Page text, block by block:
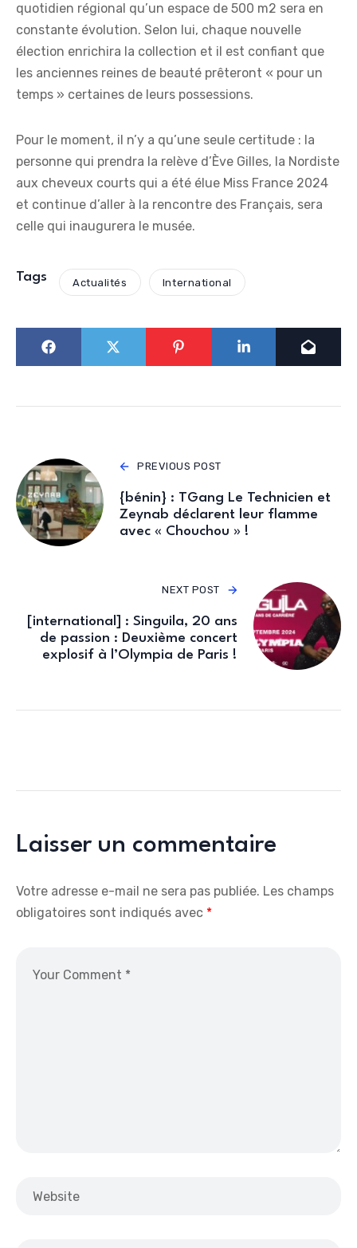
quotidien régional qu’un espace de 500 m2 sera en
constante évolution. Selon lui, chaque nouvelle
élection enrichira la collection et il est confiant que
les anciennes reines de beauté prêteront « pour un
temps » certaines de leurs possessions.
Pour le moment, il n’y a qu’une seule certitude : la
personne qui prendra la relève d’Ève Gilles, la Nordiste
aux cheveux courts qui a été élue Miss France 2024
et continue d’aller à la rencontre des Français, sera
celle qui inaugurera le musée.
Tags Actualités International
PREVIOUS POST
{bénin} : TGang Le Technicien et
Zeynab déclarent leur flamme
avec « Chouchou » !
NEXT POST
[international] : Singuila, 20 ans
de passion : Deuxième concert
explosif à l’Olympia de Paris !
Laisser un commentaire
Votre adresse e-mail ne sera pas publiée. Les champs
obligatoires sont indiqués avec *